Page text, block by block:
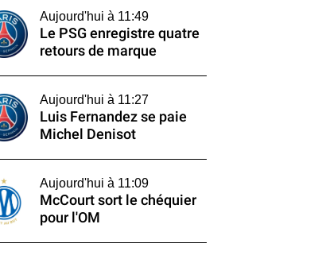
Aujourd'hui à 11:49
Le PSG enregistre quatre
retours de marque
Aujourd'hui à 11:27
Luis Fernandez se paie
Michel Denisot
Aujourd'hui à 11:09
McCourt sort le chéquier
pour l'OM